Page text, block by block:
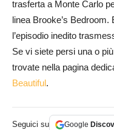
trasferta a Monte Carlo
linea Brooke’s
l’episodio inedito
Se vi siete persi una o
trovate nella pagina
Beautiful .
Seguici su Google